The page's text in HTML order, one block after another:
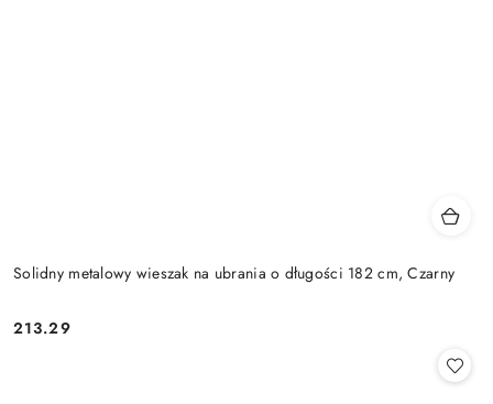
Solidny metalowy wieszak na ubrania o długości 182 cm, Czarny
Cena:
213.29